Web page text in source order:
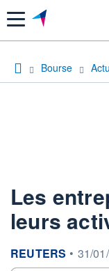
Menu
Bourse
Les
leurs
information fournie
REUTERS • 31/